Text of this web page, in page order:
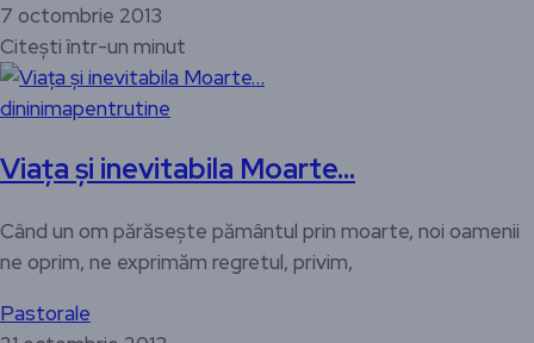
7 octombrie 2013
Citești într-un minut
dininimapentrutine
Viața și inevitabila Moarte…
Când un om părăsește pământul prin moarte, noi oamenii
ne oprim, ne exprimăm regretul, privim,
Pastorale